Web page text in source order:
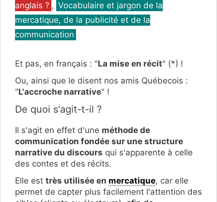
anglais ? , Vocabulaire et jargon de la
mercatique, de la publicité et de la
communication
Et pas, en français : "La mise en récit" (*) !
Ou, ainsi que le disent nos amis Québecois :
"L'accroche narrative" !
De quoi s'agit-t-il ?
Il s'agit en effet d'une méthode de
communication fondée sur une structure
narrative du discours qui s'apparente à celle
des contes et des récits.
Elle est très utilisée en mercatique, car elle
permet de capter plus facilement l'attention des